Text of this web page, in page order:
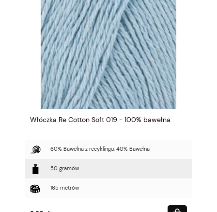
Włóczka Re Cotton Soft 019 - 100% bawełna
60% Bawełna z recyklingu, 40% Bawełna
50 gramów
165 metrów